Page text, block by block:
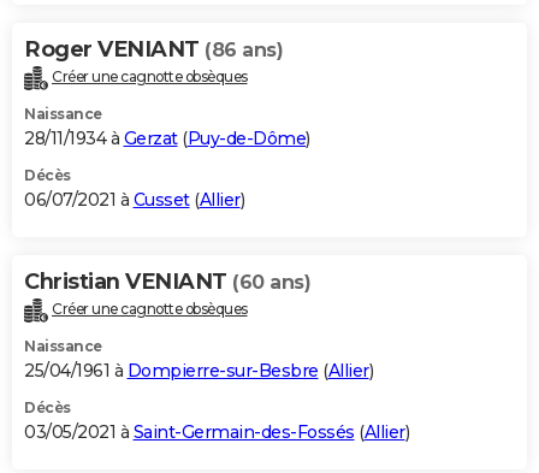
Roger VENIANT (86 ans)
Créer une cagnotte obsèques
Naissance
28/11/1934 à Gerzat(Puy-de-Dôme)
Décès
06/07/2021 à Cusset(Allier)
Christian VENIANT (60 ans)
Créer une cagnotte obsèques
Naissance
25/04/1961 à Dompierre-sur-Besbre (Allier)
Décès
03/05/2021 à Saint-Germain-des-Fossés (Allier)